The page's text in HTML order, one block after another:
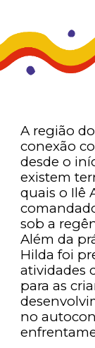
A região
conexão
desde o
existem
quais o Ilê
sob a
Além da
Hilda foi
atividades
para as
no